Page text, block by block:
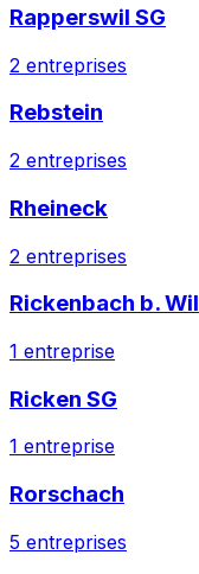
Rapperswil SG
2 entreprises
Rebstein
2 entreprises
Rheineck
2 entreprises
Rickenbach b. Wil
1 entreprise
Ricken SG
1 entreprise
Rorschach
5 entreprises